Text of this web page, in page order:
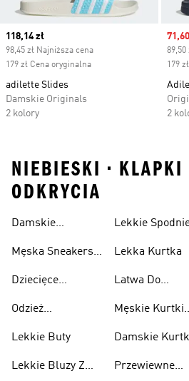
Current price
118,14 zł
98,45 zł Najniższa cena
179 zł Cena oryginalna
adilette Slides
Damskie Originals
2 kolory
Sale
89,50
179
2
NIEBIESKI •
ODKRYCIA
Damskie
Przewiewne
Męska Sneakersy
Dziecięce
Przewiewne
Odzież
Lekkie Buty
Lekkie Bluzy Z
Lekkie
Lekka Kurtka
Latwa Do
Kurtki
Męskie Kurtki
Damskie
Przewiewne